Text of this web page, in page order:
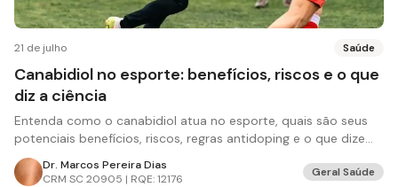
21 de julho Saúde
Canabidiol no esporte: benefícios, riscos e o que
diz a ciência
Entenda como o canabidiol atua no esporte, quais são seus
potenciais benefícios, riscos, regras antidoping e o que dizem
os estudos.
Dr. Marcos Pereira Dias
CRM SC 20905 | RQE: 12176 Geral Saúde